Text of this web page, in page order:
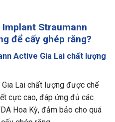
Straumann
để cấy ghép răng?
Active Gia Lai chất lượng
Lai chất lượng được chế
cực cao, đáp ứng đủ các
Hoa Kỳ, đảm bảo cho quá